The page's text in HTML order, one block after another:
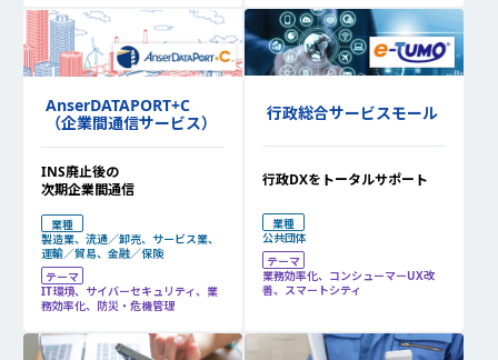
AnserDATAPORT+C
（企業間通信サービス）
INS廃止後の
次期企業間通信
業種
製造業、流通／卸売、サービス業、
運輸／貿易、金融／保険
テーマ
IT環境、サイバーセキュリティ、業
務効率化、防災・危機管理
行政総合サービスモール
行政DXをトータルサポート
業種
公共団体
テーマ
業務効率化、コンシューマーUX改
善、スマートシティ